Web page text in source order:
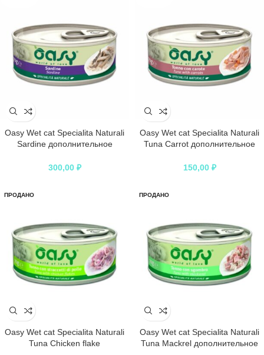
Oasy Wet cat Specialita Naturali
Sardine дополнительное
в консервах – 70 г
300,00 ₽
Oasy Wet cat Specialita Naturali
Tuna Carrot дополнительное
морковью в консервах – 70 г
150,00 ₽
ПРОДАНО
Oasy Wet cat Specialita Naturali
Tuna Chicken flake
ПРОДАНО
Oasy Wet cat Specialita Naturali
Tuna Mackrel дополнительное